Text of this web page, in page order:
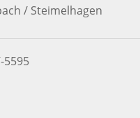
/ Steimelhagen
5595